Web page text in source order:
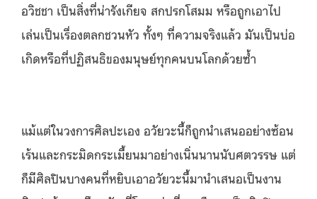
อวิชชา เป็นสิ่งที่น่ารังเกียจ สกปรกโสมม หรือถูกเอาไป
เล่นเป็นเรื่องตลกชวนหัว ทั้งๆ ที่ความจริงแล้ว มันเป็นบ่อ
เกิดหรือที่ปฏิสนธิของมนุษย์ทุกคนบนโลกด้วยซ้ำ
แม้แต่ในวงการศิลปะเอง อวัยวะนี้ก็ถูกนำเสนออย่างซ้อน
เร้นและกระมิดกระเมี้ยนมาอย่างเนิ่นนานนับศตวรรษ แต่
ก็มีศิลปินบางคนที่หยิบเอาอวัยวะนี้มานำเสนอเป็นงาน